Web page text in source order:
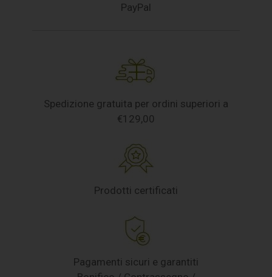
PayPal
Spedizione gratuita per ordini superiori a
€129,00
Prodotti certificati
Pagamenti sicuri e garantiti